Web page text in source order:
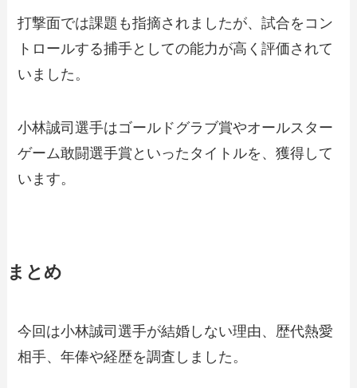
打撃面では課題も指摘されましたが、試合をコン
トロールする捕手としての能力が高く評価されて
いました。
小林誠司選手はゴールドグラブ賞やオールスター
ゲーム敢闘選手賞といったタイトルを、獲得して
います。
まとめ
今回は小林誠司選手が結婚しない理由、歴代熱愛
相手、年俸や経歴を調査しました。